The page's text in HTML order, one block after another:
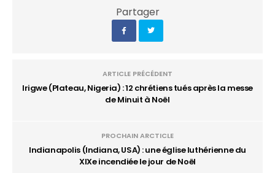
Partager
ARTICLE PRÉCÉDENT
Irigwe (Plateau, Nigeria) : 12 chrétiens tués après la messe
de Minuit à Noël
PROCHAIN ARCTICLE
Indianapolis (Indiana, USA) : une église luthérienne du
XIXe incendiée le jour de Noël